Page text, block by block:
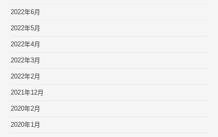
2022年6月
2022年5月
2022年4月
2022年3月
2022年2月
2021年12月
2020年2月
2020年1月